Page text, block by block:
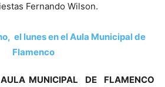
Fernando Wilson.
MUNICIPAL DE FLAMENCO